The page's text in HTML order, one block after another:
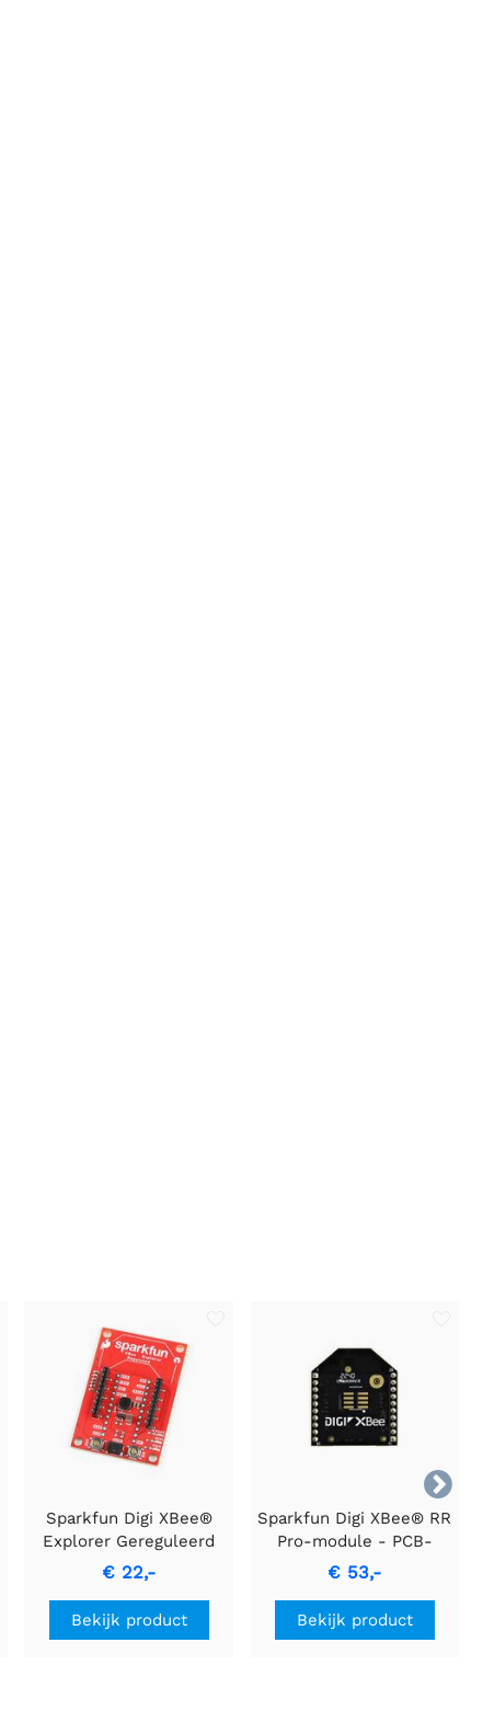

Sparkfun Digi XBee®
Explorer Gereguleerd
€ 22,-
Bekijk product
Sparkfun Digi XBee® RR
Pro-module - PCB-
antenne
€ 53,-
Bekijk product